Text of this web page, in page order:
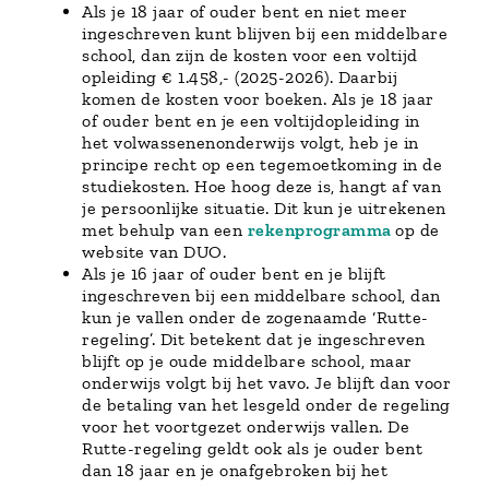
Als je 18 jaar of ouder bent en niet meer
ingeschreven kunt blijven bij een middelbare
school, dan zijn de kosten voor een voltijd
opleiding € 1.458,- (2025-2026). Daarbij
komen de kosten voor boeken. Als je 18 jaar
of ouder bent en je een voltijdopleiding in
het volwassenenonderwijs volgt, heb je in
principe recht op een tegemoetkoming in de
studiekosten. Hoe hoog deze is, hangt af van
je persoonlijke situatie. Dit kun je uitrekenen
met behulp van een rekenprogramma op de
website van DUO.
Als je 16 jaar of ouder bent en je blijft
ingeschreven bij een middelbare school, dan
kun je vallen onder de zogenaamde ‘Rutte-
regeling’. Dit betekent dat je ingeschreven
blijft op je oude middelbare school, maar
onderwijs volgt bij het vavo. Je blijft dan voor
de betaling van het lesgeld onder de regeling
voor het voortgezet onderwijs vallen. De
Rutte-regeling geldt ook als je ouder bent
dan 18 jaar en je onafgebroken bij het